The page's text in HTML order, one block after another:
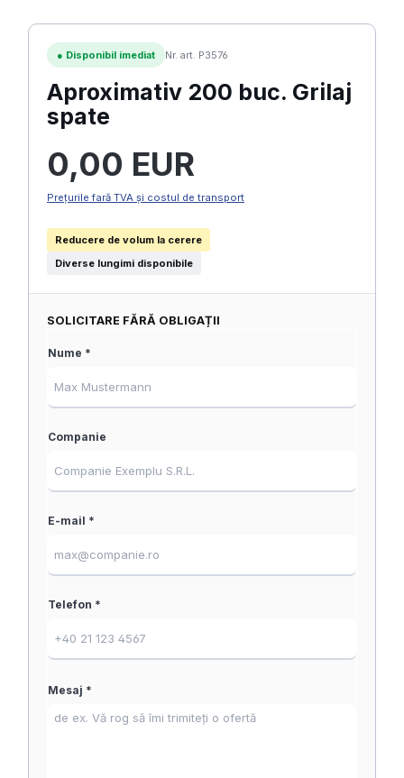
● Disponibil imediat Nr. art. P3576
Aproximativ 200 buc. Grilaj
spate
0,00 EUR
Prețurile fară TVA și costul de transport
Reducere de volum la cerere
Diverse lungimi disponibile
SOLICITARE FĂRĂ OBLIGAȚII
Nume *
Companie
E-mail *
Telefon *
Mesaj *